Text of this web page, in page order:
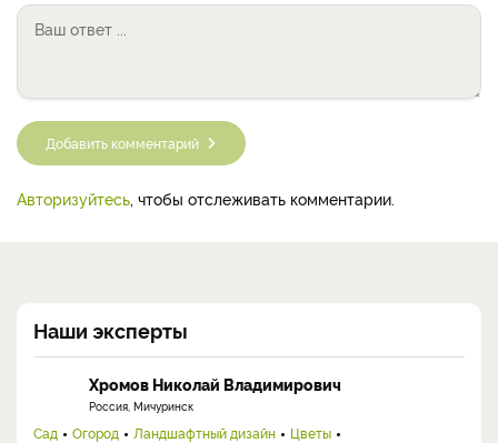
Добавить комментарий
Авторизуйтесь, чтобы отслеживать комментарии.
Наши эксперты
Хромов Николай Владимирович
Россия, Мичуринск
Сад Огород Ландшафтный дизайн
Цветы